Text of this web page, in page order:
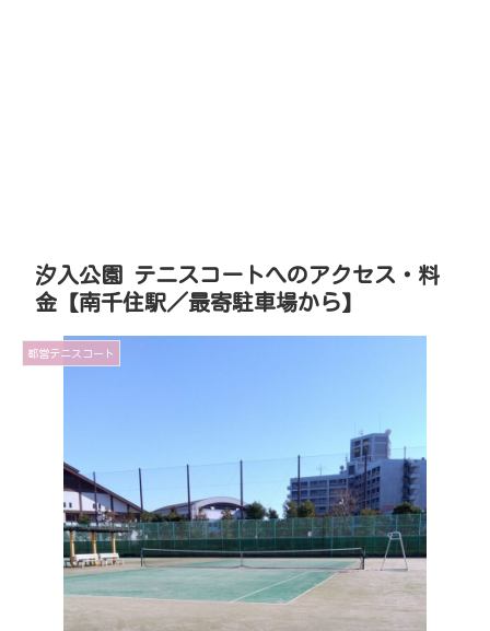
汐入公園 テニスコートへのアクセス・料
金【南千住駅／最寄駐車場から】
都営テニスコート